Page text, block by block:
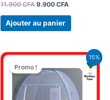
11.900CFA 9.900 CFA
Ajouter au panier
15%
Promo !
Le
initial
18.900 CFA.
Le
actuel
est :
16.000 CFA.